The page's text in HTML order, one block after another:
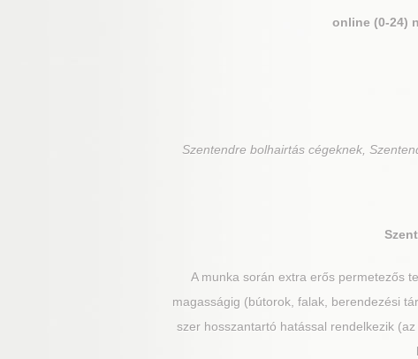
online (0-24)
Szentendre bolhairtás cégeknek,
A munka során extra erős permetezős
magasságig (bútorok, falak, berendezési
szer hosszantartó hatással rendelkezik